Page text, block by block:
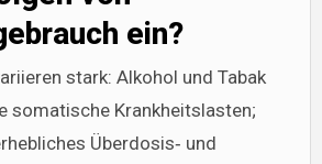
ein?
stark: Alkohol und Tabak
somatische Krankheitslasten;
Überdosis‑ und